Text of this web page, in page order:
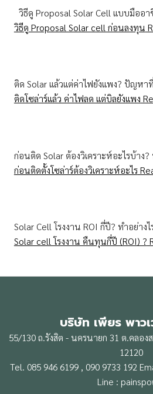
วิธีดู Proposal Solar Cell แบบมืออ
วิธีดู Proposal Solar cell ก่อนลงทุน
ติด Solar แล้วแต่ค่าไฟยังแพง? ปัญหา
ติดโซล่าร์แล้ว ค่าไฟลด แต่บิลยังแพง
ก่อนติด Solar ต้องวิเคราะห์อะไรบ้าง
ก่อนติดตั้งโซล่าร์ต้องวิเคราะห์อะไร
Solar Cell โรงงาน ROI กี่ปี? ทำอย่า
Solar cell โรงงาน คืนทุนกี่ปี (ROI) ?
บริษัท เพียร พาว
55/130 ถ.รังสิต - นครนายก 31 ต.คลอ
12120
Tel. 085 946 6199 , 090 9733 192
Line :